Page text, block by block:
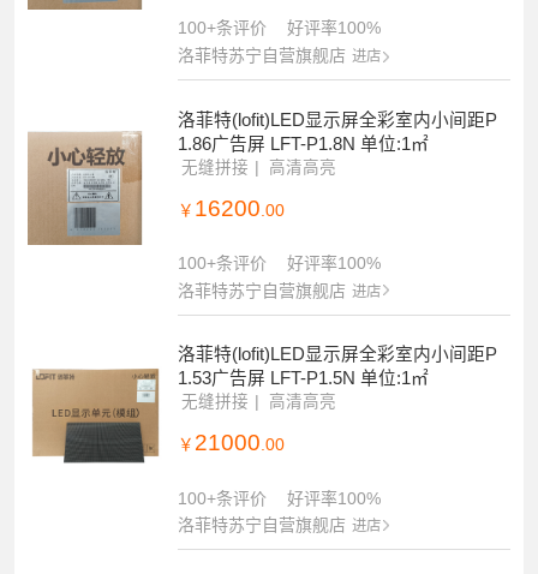
100+条评价
好评率100%
洛菲特苏宁自营旗舰店 进店
洛菲特(lofit)LED显示屏全彩室内小间距P
1.86广告屏 LFT-P1.8N 单位:1㎡
无缝拼接 高清高亮
￥ 16200 .00
100+条评价
好评率100%
洛菲特苏宁自营旗舰店 进店
洛菲特(lofit)LED显示屏全彩室内小间距P
1.53广告屏 LFT-P1.5N 单位:1㎡
无缝拼接 高清高亮
￥ 21000.00
100+条评价
好评率100%
洛菲特苏宁自营旗舰店 进店